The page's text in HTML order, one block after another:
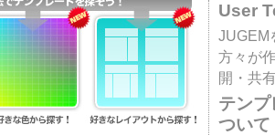
User
JUGEM
方々が
開・共
テン
ついて